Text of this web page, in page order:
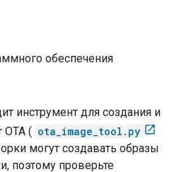
обеспечения
инструмент для создания и
OTA ( ota_image_tool.py
могут создавать образы
поэтому проверьте